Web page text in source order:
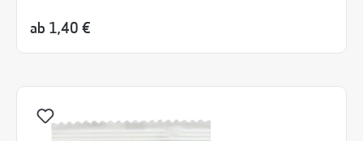
ab 1,40 €